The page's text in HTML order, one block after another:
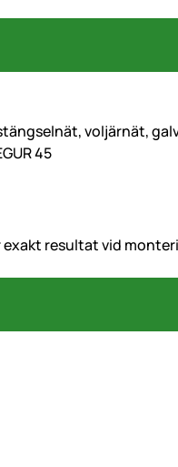
voljärnät,
45
resultat vid